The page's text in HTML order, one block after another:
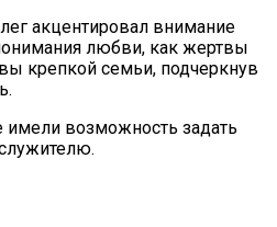
акцентировал внимание
любви, как жертвы
крепкой семьи, подчеркнув
имели возможность задать